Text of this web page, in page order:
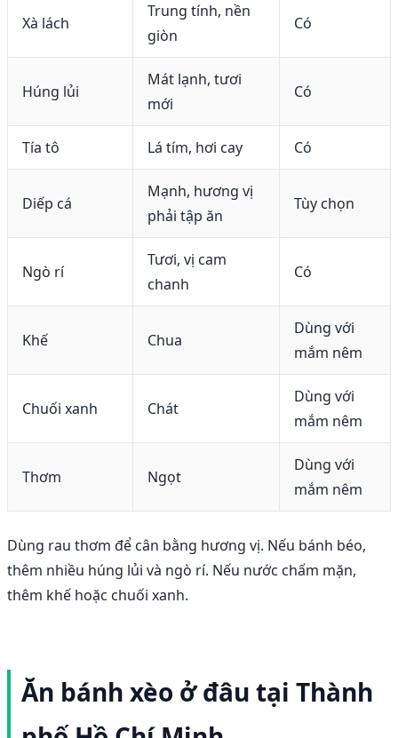
Xà lách
Trung tính, nền
giòn
Có
Húng lủi
Mát lạnh, tươi
mới
Có
Tía tô Lá tím, hơi cay Có
Diếp cá
Mạnh, hương vị
phải tập ăn
Tùy chọn
Ngò rí
Tươi, vị cam
chanh
Có
Khế Chua
Dùng với
mắm nêm
Chuối xanh Chát
Dùng với
mắm nêm
Thơm Ngọt
Dùng với
mắm nêm
Dùng rau thơm để cân bằng hương vị. Nếu bánh béo,
thêm nhiều húng lủi và ngò rí. Nếu nước chấm mặn,
thêm khế hoặc chuối xanh.
Ăn bánh xèo ở đâu tại Thành